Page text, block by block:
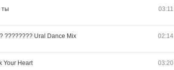
03:11
ты
02:14
???????? Ural Dance Mix
03:20
Your Heart